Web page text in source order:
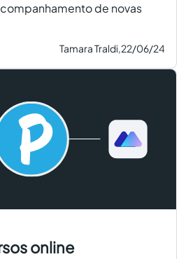
de novas
Tamara Traldi,22/06/24
online